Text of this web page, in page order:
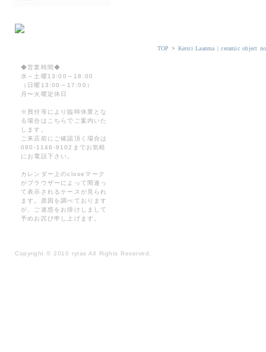
TOP > Kersti Laanma | ceramic object
◆営業時間◆
水～土曜13:00～18:00
（日曜13:00～17:00）
月〜火曜定休日
※買付等により臨時休業とな
る場合はこちらでご案内いた
します。
ご来店前にご確認頂く場合は
080-1146-9102までお気軽
にお電話下さい。
カレンダー上のcloseマーク
がブラウザーによって間違っ
て表示されるケースが見られ
ます。原因を調べております
が、ご迷惑をお掛けしまして
予めお詫び申し上げます。
Copyright© 2010 rytas All Rights Reserved.